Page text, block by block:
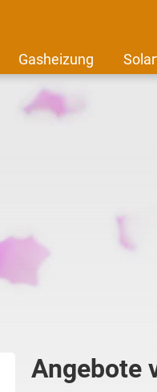
Gasheizung
Angebote